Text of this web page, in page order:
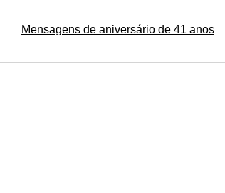
Mensagens de aniversário de 41 anos